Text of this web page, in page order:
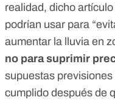
realidad, dicho
podrían usar para
aumentar la lluvia en
no para suprimir
supuestas
cumplido después de